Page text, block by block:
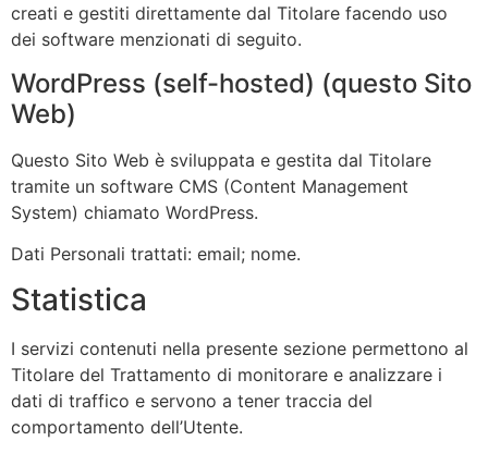
creati e gestiti direttamente dal Titolare facendo uso
dei software menzionati di seguito.
WordPress (self-hosted) (questo Sito
Web)
Questo Sito Web è sviluppata e gestita dal Titolare
tramite un software CMS (Content Management
System) chiamato WordPress.
Dati Personali trattati: email; nome.
Statistica
I servizi contenuti nella presente sezione permettono al
Titolare del Trattamento di monitorare e analizzare i
dati di traffico e servono a tener traccia del
comportamento dell’Utente.